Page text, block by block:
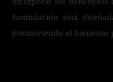
formulación está
promoviendo el bienestar